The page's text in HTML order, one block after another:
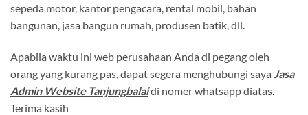
sepeda motor, kantor pengacara, rental mobil, bahan
bangunan, jasa bangun rumah, produsen batik, dll.
Apabila waktu ini web perusahaan Anda di pegang oleh
orang yang kurang pas, dapat segera menghubungi saya Jasa
Admin Website Tanjungbalaidi nomer whatsapp diatas.
Terima kasih